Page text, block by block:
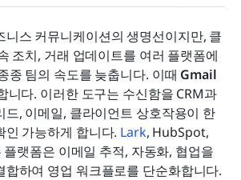
니스 커뮤니케이션의 생명선이지만, 클
조치, 거래 업데이트를 여러 플랫폼에
종 팀의 속도를 늦춥니다. 이때 Gmail
니다. 이러한 도구는 수신함을 CRM과
드, 이메일, 클라이언트 상호작용이 한
인 가능하게 합니다. Lark, HubSpot,
랫폼은 이메일 추적, 자동화, 협업을
합하여 영업 워크플로를 단순화합니다.
이 영업 워크플로를 간소화하고 생
는 방법
능한 CRM 도구 12선
능한 올바른 CRM 선택을 위한 빠른